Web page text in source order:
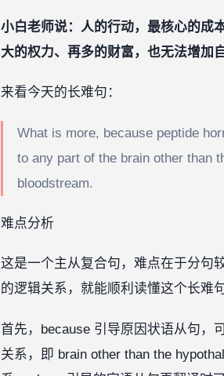
小白老师说：人的行动，最核心的成
大的权力、再多的财富，也无法增加
来看今天的长难句：
What is more, because peptide
to any part of the brain other than
bloodstream.
难点分析
这是一个主从复合句，难点在于分句
的逻辑关系，就能顺利读懂这个长难句
首先，because 引导原因状语从句，
关系，即 brain other than the